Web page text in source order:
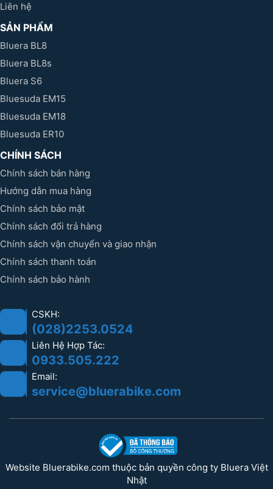
Liên hệ
SẢN PHẨM
Bluera BL8
Bluera BL8s
Bluera S6
Bluesuda EM15
Bluesuda EM18
Bluesuda ER10
CHÍNH SÁCH
Chính sách bán hàng
Hướng dẫn mua hàng
Chính sách bảo mật
Chính sách đổi trả hàng
Chính sách vận chuyển và giao nhận
Chính sách thanh toán
Chính sách bảo hành
CSKH:
(028)2253.0524
Liên Hệ Hợp Tác:
0933.505.222
Email:
service@bluerabike.com
Website Bluerabike.com thuộc bản quyền công ty Bluera Việt
Nhật